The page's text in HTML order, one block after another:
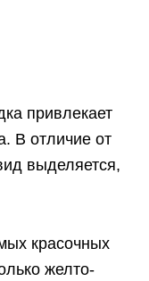
привлекает
В отличие от
выделяется,
красочных
желто-